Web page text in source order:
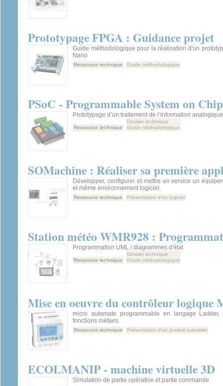
Prototypage FPGA : Guidance projet
Guide méthodologique pour la réalisation d'un
Nano
Ressource technique Guide méthodologique
PSoC - Programmable System on Chip
Prototypage d’un traitement de l’information
Ressource technique
Dossier technique
Guide méthodologique
SOMachine : Réaliser sa première
Développer, configurer et mettre en service un
et même environnement logiciel.
Ressource technique Présentation d'un logiciel
Station météo WMR928 :
Programmation UML / diagrammes d'état
Ressource technique
Dossier technique
Guide méthodologique
Mise en oeuvre du contrôleur logique
micro automate programmable en langage
fonctions métiers
Ressource technique Présentation d'un produit industriel
ECOLMANIP - machine virtuelle 3D
Simulation de partie opérative et partie commande